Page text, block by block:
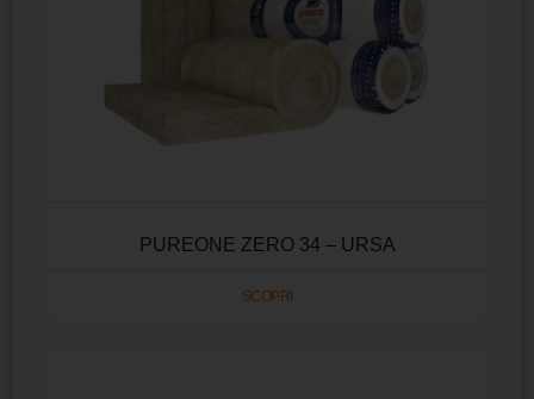
PUREONE ZERO 34 – URSA
SCOPRI